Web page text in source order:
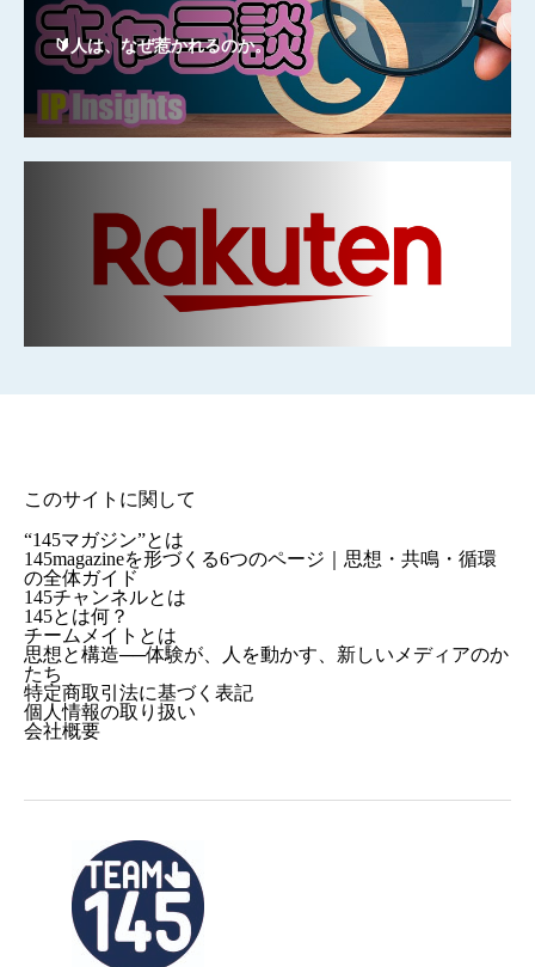
🔰人は、なぜ惹かれるのか。
このサイトに関して
“145マガジン”とは
145magazineを形づくる6つのページ｜思想・共鳴・循環
の全体ガイド
145チャンネルとは
145とは何？
チームメイトとは
思想と構造──体験が、人を動かす、新しいメディアのか
たち
特定商取引法に基づく表記
個人情報の取り扱い
会社概要